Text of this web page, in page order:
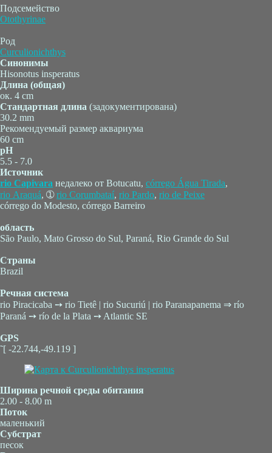
Подсемейство
Otothyrinae
Род
Curculionichthys
Синонимы
Hisonotus insperatus
Длина (общая)
ок. 4 cm
Стандартная длина (задокументирована)
30.2 mm
Рекомендуемый размер аквариума
60 cm
pH
5.5 - 7.0
Источник
rio Capivara недалеко от Botucatu, córrego Água Tirada,
rio Araquá, ➀rio Corumbataí, rio Pardo, rio de Peixe
córrego do Modesto, córrego Barreiro
область
São Paulo, Mato Grosso do Sul, Paraná, Rio Grande do Sul
Страны
Brazil
Речная система
rio Piracicaba ➙ rio Tietê | rio Sucuriú | rio Paranapanema ⇒ río
Paraná ➙ río de la Plata ➙ Atlantic SE
GPS
˜[ -22.744,-49.119 ]
Ширина речной среды обитания
2.00 - 8.00 m
Поток
маленький
Субстрат
песок